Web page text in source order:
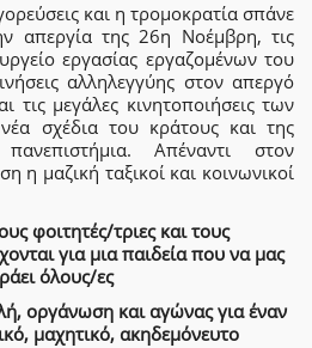
και η τρομοκρατία σπάνε
απεργία της 26η Νοέμβρη, τις
εργασίας εργαζομένων του
αλληλεγγύης στον απεργό
τις μεγάλες κινητοποιήσεις των
σχέδια του κράτους και της
Απέναντι στον
η μαζική ταξικοί και κοινωνικοί
φοιτητές/τριες και τους
για μια παιδεία που να μας
όλους/ες
οργάνωση και αγώνας για έναν
μαχητικό, ακηδεμόνευτο